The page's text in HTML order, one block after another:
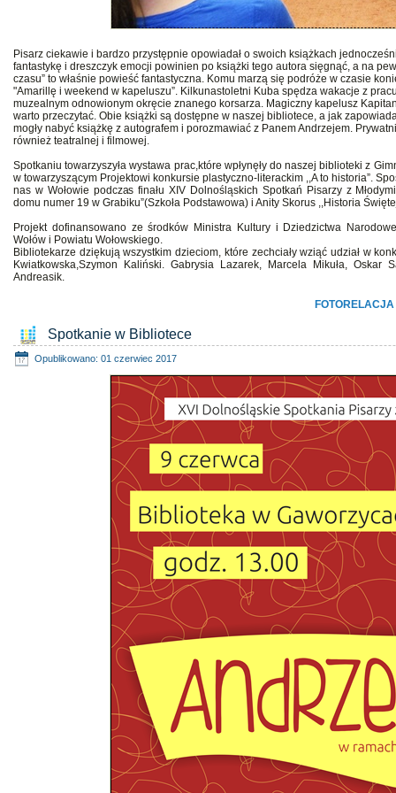
Pisarz ciekawie i bardzo przystępnie opowiadał o swoich książkach
fantastykę i dreszczyk emocji powinien po książki tego autora sięgnąć, a na
czasu” to właśnie powieść fantastyczna. Komu marzą się podróże w czasie
"Amarillę i weekend w kapeluszu”. Kilkunastoletni Kuba spędza wakacje z
muzealnym odnowionym okręcie znanego korsarza. Magiczny kapelusz
warto przeczytać. Obie książki są dostępne w naszej bibliotece, a jak
mogły nabyć książkę z autografem i porozmawiać z Panem Andrzejem.
również teatralnej i filmowej.
Spotkaniu towarzyszyła wystawa prac,które wpłynęły do naszej biblioteki z
w towarzyszącym Projektowi konkursie plastyczno-literackim ,,A to historia”.
nas w Wołowie podczas finału XIV Dolnośląskich Spotkań Pisarzy z
domu numer 19 w Grabiku”(Szkoła Podstawowa) i Anity Skorus ,,Historia
Projekt dofinansowano ze środków Ministra Kultury i Dziedzictwa
Wołów i Powiatu Wołowskiego.
Bibliotekarze dziękują wszystkim dzieciom, które zechciały wziąć udział w
Kwiatkowska,Szymon Kaliński. Gabrysia Lazarek, Marcela Mikuła,
Andreasik.
FOTORELACJA
Spotkanie w Bibliotece
Opublikowano: 01 czerwiec 2017